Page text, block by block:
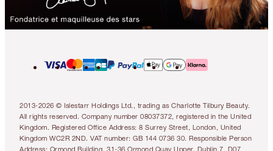
2013-2026 © Islestarr Holdings Ltd., trading as Charlotte Tilbury Beauty.
All rights reserved. Company number 08037372, registered in the United
Kingdom. Registered Office Address: 8 Surrey Street, London, United
Kingdom WC2R 2ND. VAT number: GB 144 0736 30. Responsible Person
Address: Ormond Building, 31-36 Ormond Quay Upper, Dublin 7, D07